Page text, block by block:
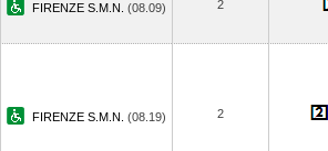
FIRENZE S.M.N. (08.09) 2
FIRENZE S.M.N. (08.19) 2